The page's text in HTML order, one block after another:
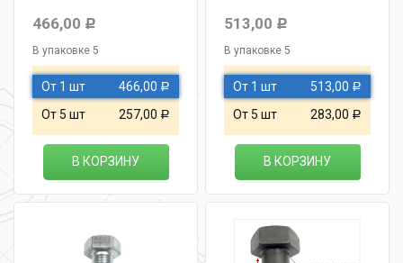
466,00 Р
В упаковке 5
От 1 шт 466,00 Р
От 5 шт 257,00 Р
В КОРЗИНУ
513,00 Р
В упаковке 5
От 1 шт 513,00 Р
От 5 шт 283,00 Р
В КОРЗИНУ